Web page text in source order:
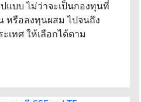
แบบ ไม่ว่าจะเป็นกองทุนที่
หรือลงทุนผสม ไปจนถึง
เทศ ให้เลือกได้ตาม